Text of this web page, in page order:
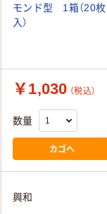
モンド型 1箱（20枚
入）
￥1,030 （税込）
数量
カゴへ
興和